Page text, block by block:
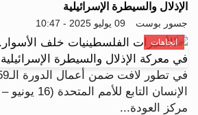
الإذلال والسيطرة الإسرائيلية
جسور بوست 09 يوليو 2025 - 10:47
اتجاهات
مركز العودة...